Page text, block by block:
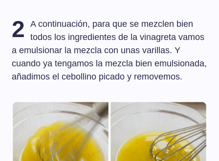
2
A continuación, para que se mezclen bien
todos los ingredientes de la vinagreta vamos
a emulsionar la mezcla con unas varillas. Y
cuando ya tengamos la mezcla bien emulsionada,
añadimos el cebollino picado y removemos.